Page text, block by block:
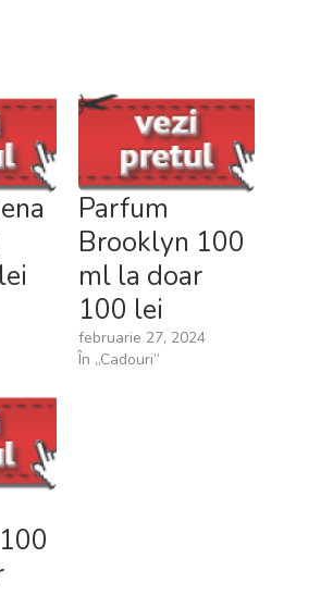
Parfum
Brooklyn 100
ml la doar
100 lei
februarie 27, 2024
În „Cadouri”